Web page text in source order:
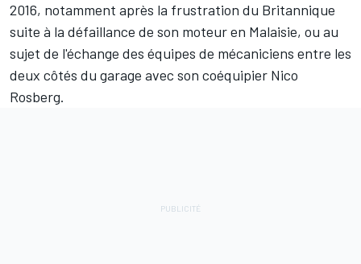
2016, notamment après la frustration du Britannique
suite à la défaillance de son moteur en Malaisie, ou au
sujet de l'échange des équipes de mécaniciens entre les
deux côtés du garage avec son coéquipier Nico
Rosberg.